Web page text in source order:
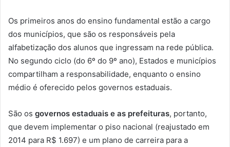
Os primeiros anos do ensino fundamental estão a cargo
dos municípios, que são os responsáveis pela
alfabetização dos alunos que ingressam na rede pública.
No segundo ciclo (do 6º do 9º ano), Estados e municípios
compartilham a responsabilidade, enquanto o ensino
médio é oferecido pelos governos estaduais.
São os governos estaduais e as prefeituras, portanto,
que devem implementar o piso nacional (reajustado em
2014 para R$ 1.697) e um plano de carreira para a